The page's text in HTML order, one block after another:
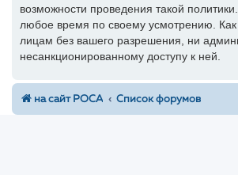
возможности проведения такой
любое время по своему усмотрению.
лицам без вашего разрешения, ни
несанкционированному доступу к ней.
на сайт РОСА Список форумов